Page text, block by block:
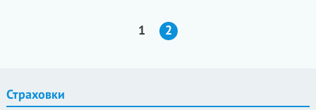
1 2
Страховки